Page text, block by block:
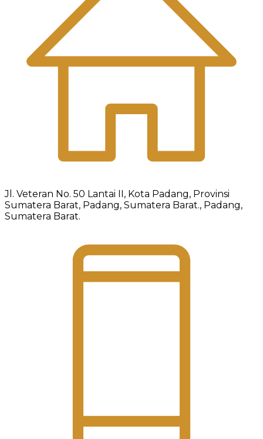
Jl. Veteran No. 50 Lantai II, Kota Padang, Provinsi
Sumatera Barat, Padang, Sumatera Barat., Padang,
Sumatera Barat.